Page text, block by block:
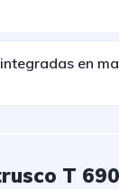
en
T